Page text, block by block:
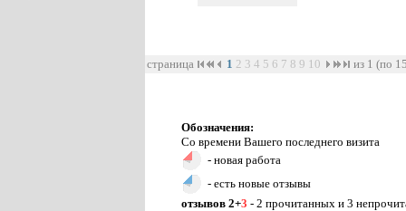
страница 1 2 3 4 5 6 7 8 9 10 из 1 (по
Обозначения:
Со времени Вашего последнего визита
- новая работа
- есть новые отзывы
отзывов 2+3 - 2 прочитанных и 3